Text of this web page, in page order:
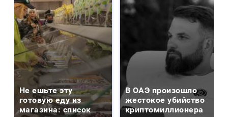
Не ешьте эту
готовую еду из
магазина: список
В ОАЭ произошло
жестокое убийство
криптомиллионера